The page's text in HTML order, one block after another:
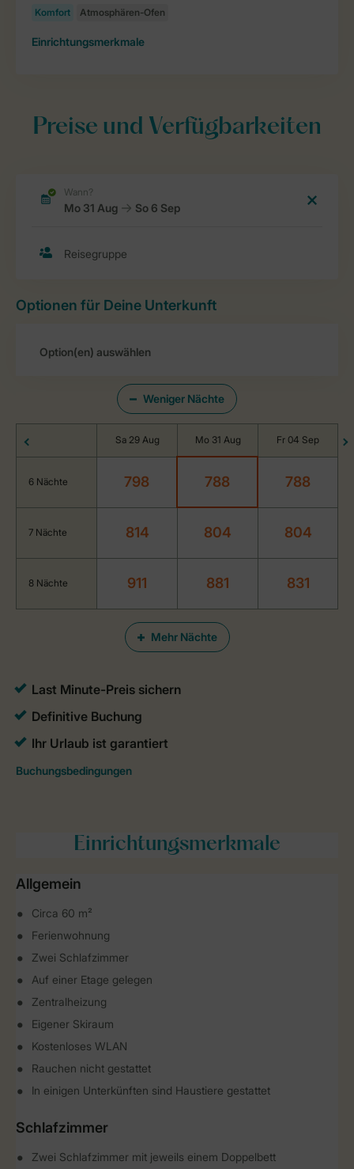
Einrichtungsmerkmale
Preise und Verfügbarkeiten
Optionen für Deine Unterkunft
Weniger Nächte
Mehr Nächte
Sa 29 Aug Mo 31 Aug Fr 04 Sep
6 Nächte 798 788 788
7 Nächte 814 804 804
8 Nächte 911 881 831
Einrichtungsmerkmale
Allgemein
Circa 60 m²
Ferienwohnung
Zwei Schlafzimmer
Auf einer Etage gelegen
Zentralheizung
Eigener Skiraum
Kostenloses WLAN
Rauchen nicht gestattet
In einigen Unterkünften sind Haustiere gestattet
Schlafzimmer
Zwei Schlafzimmer mit jeweils einem Doppelbett